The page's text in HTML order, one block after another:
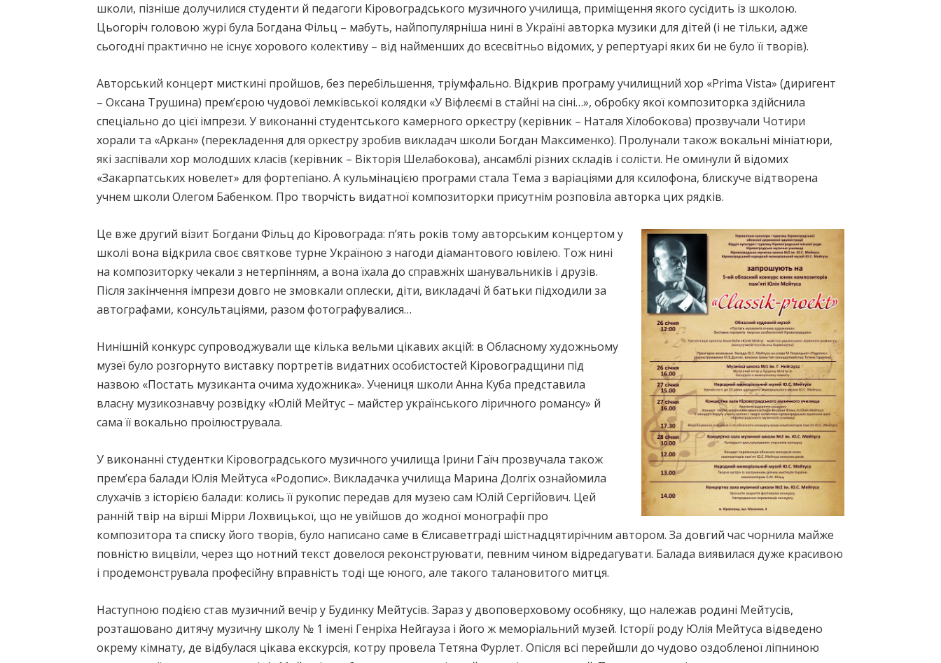
школи, пізніше долучилися студенти й педагоги Кіровоградського музичного училища, приміщення якого сусідить із школою.
Цьогоріч головою журі була Богдана Фільц – мабуть, найпопулярніша нині в Україні авторка музики для дітей (і не тільки, адже
сьогодні практично не існує хорового колективу – від найменших до всесвітньо відомих, у репертуарі яких би не було її творів).
Авторський концерт мисткині пройшов, без перебільшення, тріумфально. Відкрив програму училищний хор «Prima Vista» (диригент
– Оксана Трушина) прем’єрою чудової лемківської колядки «У Віфлеємі в стайні на сіні…», обробку якої композиторка здійснила
спеціально до цієї імпрези. У виконанні студентського камерного оркестру (керівник – Наталя Хілобокова) прозвучали Чотири
хорали та «Аркан» (перекладення для оркестру зробив викладач школи Богдан Максименко). Пролунали також вокальні мініатюри,
які заспівали хор молодших класів (керівник – Вікторія Шелабокова), ансамблі різних складів і солісти. Не оминули й відомих
«Закарпатських новелет» для фортепіано. А кульмінацією програми стала Тема з варіаціями для ксилофона, блискуче відтворена
учнем школи Олегом Бабенком. Про творчість видатної композиторки присутнім розповіла авторка цих рядків.
Це вже другий візит Богдани Фільц до Кіровограда: п’ять років тому авторським концертом у
школі вона відкрила своє святкове турне Україною з нагоди діамантового ювілею. Тож нині
на композиторку чекали з нетерпінням, а вона їхала до справжніх шанувальників і друзів.
Після закінчення імпрези довго не змовкали оплески, діти, викладачі й батьки підходили за
автографами, консультаціями, разом фотографувалися…
Нинішній конкурс супроводжували ще кілька вельми цікавих акцій: в Обласному художньому
музеї було розгорнуто виставку портретів видатних особистостей Кіровоградщини під
назвою «Постать музиканта очима художника». Учениця школи Анна Куба представила
власну музикознавчу розвідку «Юлій Мейтус – майстер українського ліричного романсу» й
сама її вокально проілюструвала.
У виконанні студентки Кіровоградського музичного училища Ірини Гаїч прозвучала також
прем’єра балади Юлія Мейтуса «Родопис». Викладачка училища Марина Долгіх ознайомила
слухачів з історією балади: колись її рукопис передав для музею сам Юлій Сергійович. Цей
ранній твір на вірші Мірри Лохвицької, що не увійшов до жодної монографії про
композитора та списку його творів, було написано саме в Єлисаветграді шістнадцятирічним автором. За довгий час чорнила майже
повністю вицвіли, через що нотний текст довелося реконструювати, певним чином відредагувати. Балада виявилася дуже красивою
і продемонструвала професійну вправність тоді ще юного, але такого талановитого митця.
Наступною подією став музичний вечір у Будинку Мейтусів. Зараз у двоповерховому особняку, що належав родині Мейтусів,
розташовано дитячу музичну школу № 1 імені Генріха Нейгауза і його ж меморіальний музей. Історії роду Юлія Мейтуса відведено
окрему кімнату, де відбулася цікава екскурсія, котру провела Тетяна Фурлет. Опісля всі перейшли до чудово оздобленої ліпниною